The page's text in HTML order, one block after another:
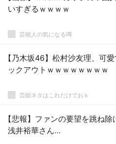
いすぎるｗｗｗｗ
芸能人の気になる噂
【乃木坂46】松村沙友理、可
ックアウトｗｗｗｗｗｗｗｗ
芸能ネタはこれだけでおｋ
【悲報】ファンの要望を跳ね
浅井裕華さん…